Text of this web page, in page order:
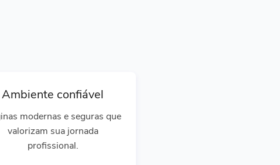
Ambiente confiável
modernas e seguras que
valorizam sua jornada
profissional.